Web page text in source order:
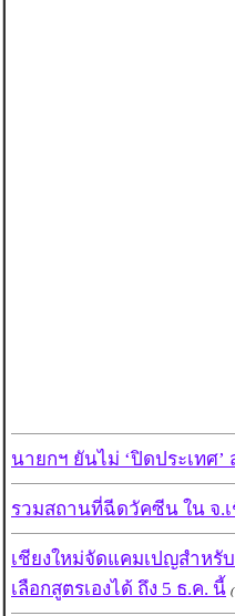
นายกฯ ยันไม่ ‘ปิดประเทศ
รวมสถานที่ฉีดวัคซีน ใน จ.เ
เชียงใหม่จัดแคมเปญสำหรั
เลือกสูตรเองได้ ถึง 5 ธ.ค. นี้